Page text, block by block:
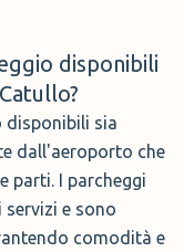
disponibili
disponibili sia
dall'aeroporto che
parti. I parcheggi
e sono
comodità e